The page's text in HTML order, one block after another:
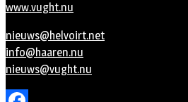
www.vught.nu
nieuws@helvoirt.net
info@haaren.nu
nieuws@vught.nu